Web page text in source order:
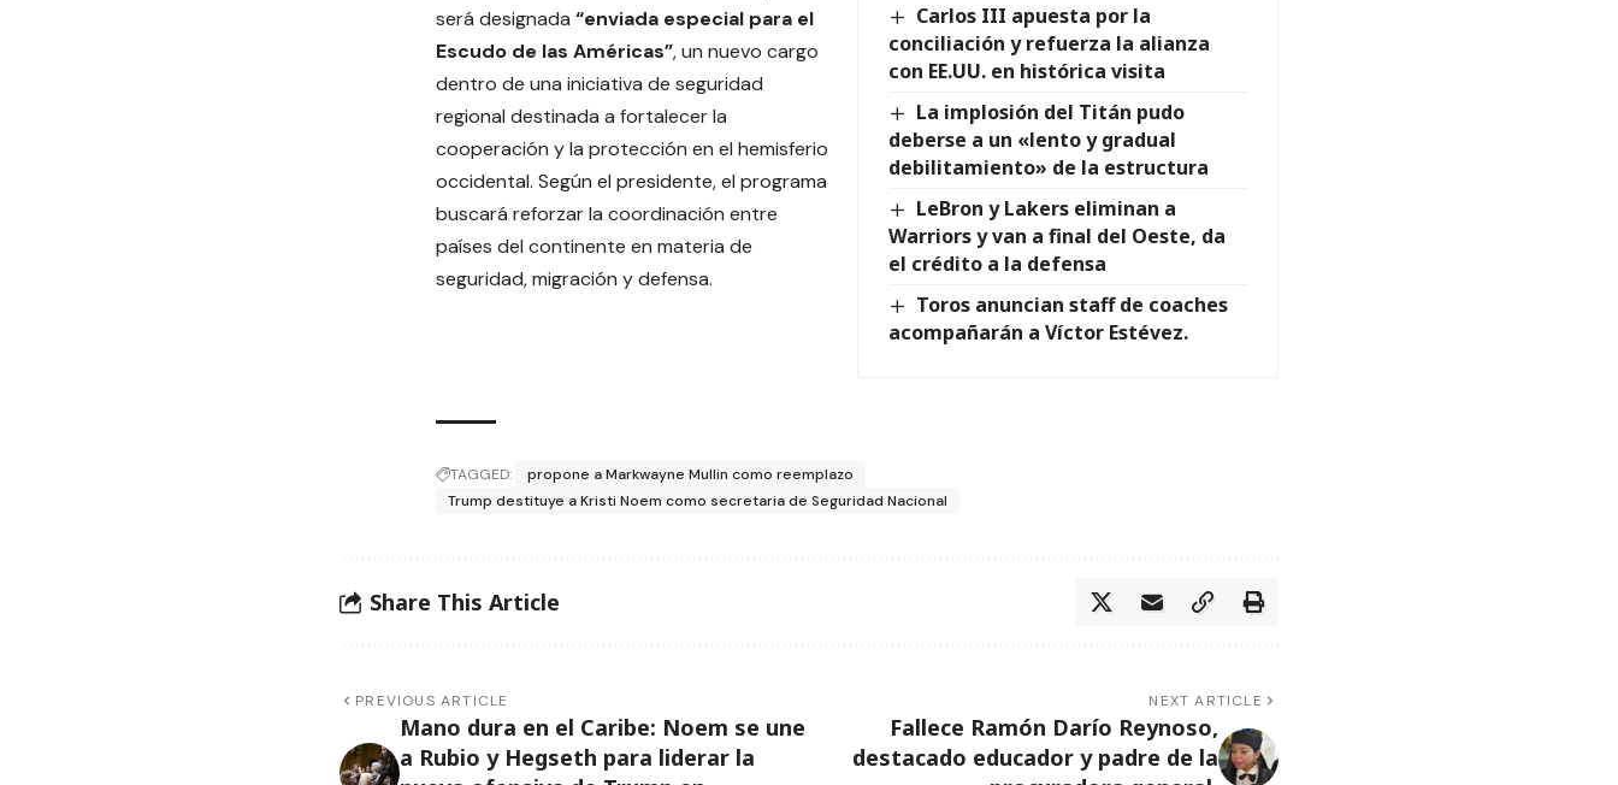
Carlos III apuesta por la
conciliación y refuerza la alianza
con EE.UU. en histórica visita
La implosión del Titán pudo
deberse a un «lento y gradual
debilitamiento» de la estructura
LeBron y Lakers eliminan a
Warriors y van a final del Oeste, da
el crédito a la defensa
Toros anuncian staff de coaches
acompañarán a Víctor Estévez.
será designada “enviada especial para el
Escudo de las Américas”, un nuevo cargo
dentro de una iniciativa de seguridad
regional destinada a fortalecer la
cooperación y la protección en el hemisferio
occidental. Según el presidente, el programa
buscará reforzar la coordinación entre
países del continente en materia de
seguridad, migración y defensa.
TAGGED:
propone a Markwayne Mullin como reemplazo
Trump destituye a Kristi Noem como secretaria de Seguridad Nacional
Share This Article
PREVIOUS ARTICLE
Mano dura en el Caribe: Noem se une
a Rubio y Hegseth para liderar la
NEXT ARTICLE
Fallece Ramón Darío Reynoso,
destacado educador y padre de la